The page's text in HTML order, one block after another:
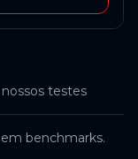
testes
benchmarks.